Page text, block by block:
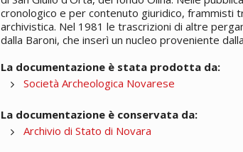
cronologico e per contenuto giuridico, frammisti
archivistica. Nel 1981 le trascrizioni di altre
dalla Baroni, che inserì un nucleo proveniente
La documentazione è stata prodotta da:
Società Archeologica Novarese
La documentazione è conservata da:
Archivio di Stato di Novara